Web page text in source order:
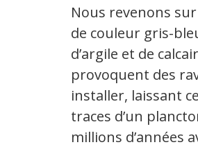
Nous revenons
de couleur gris-
d’argile et de
provoquent des
installer, laissant
traces d’un
millions d’années